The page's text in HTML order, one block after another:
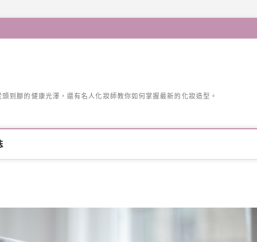
到腳的健康光澤，還有名人化妝師教你如何掌握最新的化妝造型。